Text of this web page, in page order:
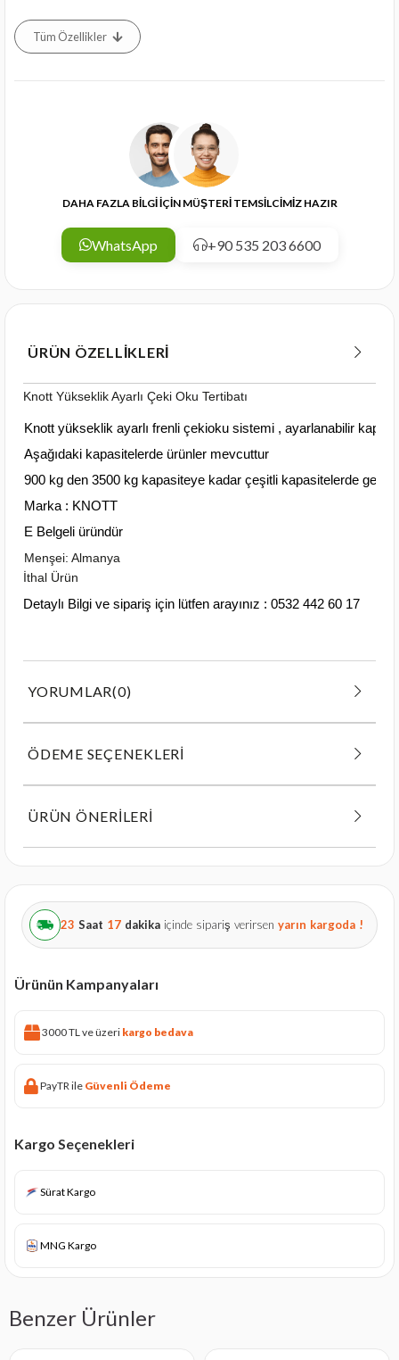
Tüm Özellikler
DAHA FAZLA BİLGİ İÇİN MÜŞTERİ TEMSİLCİMİZ HAZIR
WhatsApp +90 535 203 6600
ÜRÜN ÖZELLIKLERI
Knott Yükseklik Ayarlı Çeki Oku Tertibatı
Knott yükseklik ayarlı frenli çekioku sistemi , ayarlanabilir
Aşağıdaki kapasitelerde ürünler mevcuttur
900 kg den 3500 kg kapasiteye kadar çeşitli kapasitelerde
Marka : KNOTT
E Belgeli üründür
Menşei: Almanya
İthal Ürün
Detaylı Bilgi ve sipariş için lütfen arayınız : 0532 442 60 17
YORUMLAR(0)
ÖDEME SEÇENEKLERI
ÜRÜN ÖNERILERI
23 Saat 17 dakika içinde sipariş verirsen yarın kargoda !
Ürünün Kampanyaları
3000 TL ve üzeri kargo bedava
PayTR ile Güvenli Ödeme
Kargo Seçenekleri
Sürat Kargo
MNG Kargo
Benzer Ürünler